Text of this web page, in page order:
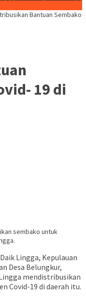
Bantuan Sembako
19 di
sembako untuk
Lingga, Kepulauan
Desa Belungkur,
mendistribusikan
Covid-19 di daerah itu.